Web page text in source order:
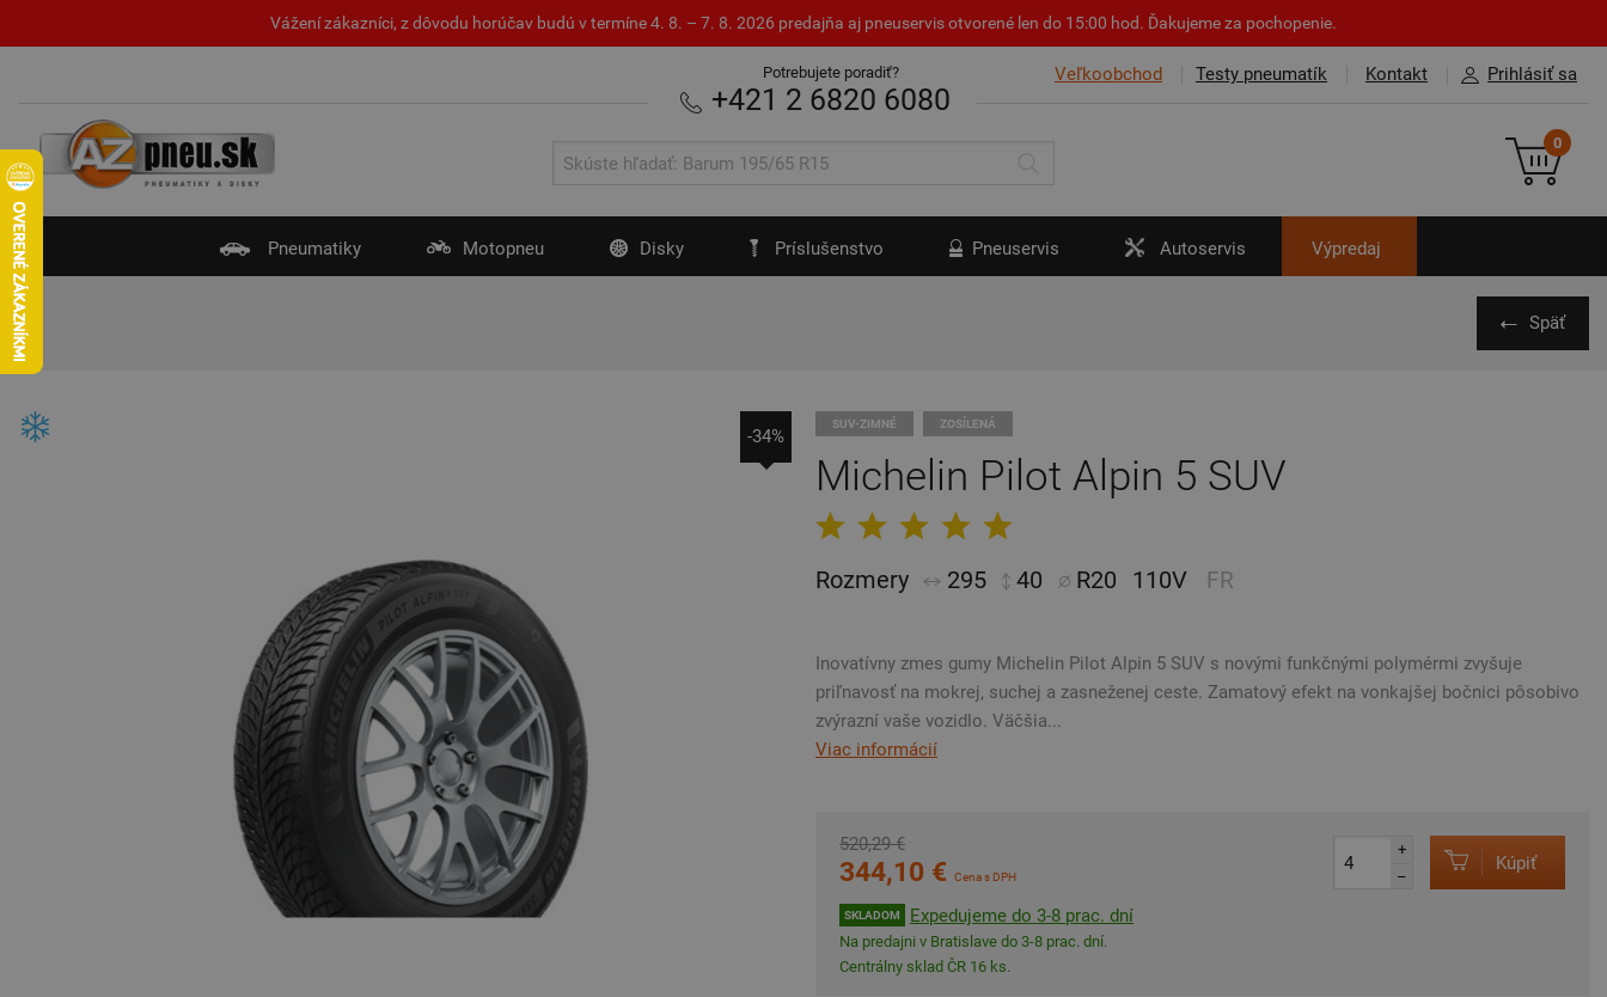
Vážení zákazníci, z dôvodu horúčav budú v termíne 4. 8. – 7. 8. 2026 predajňa aj pneuservis otvorené len do 15:00 hod. Ďakujeme za pochopenie.
Veľkoobchod Testy pneumatík Kontakt Prihlásiť sa
Potrebujete poradiť?
+421 2 6820 6080
0
Pneumatiky Motopneu Disky Príslušenstvo Pneuservis Autoservis Výpredaj
Späť
SUV-ZIMNÉ ZOSÍLENÁ
Michelin Pilot Alpin 5 SUV
Rozmery 295 40 R20 110V FR
Inovatívny zmes gumy Michelin Pilot Alpin 5 SUV s novými funkčnými polymérmi zvyšuje
priľnavosť na mokrej, suchej a zasneženej ceste. Zamatový efekt na vonkajšej bočnici pôsobivo
zvýrazní vaše vozidlo. Väčšia...
Viac informácií
520,29 €
344,10 € Cena s DPH
SKLADOM Expedujeme do 3-8 prac. dní
Na predajni v Bratislave do 3-8 prac. dní.
Centrálny sklad ČR 16 ks.
+
–
Kúpiť
-34%